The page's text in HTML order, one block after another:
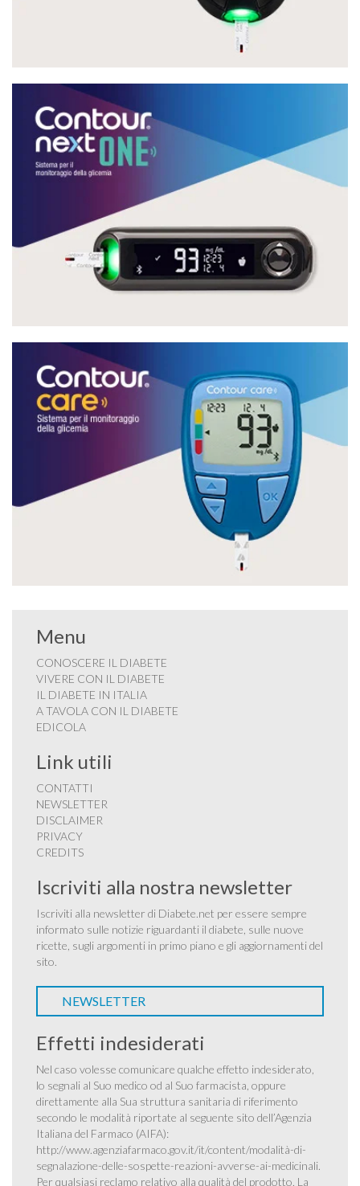
Menu
CONOSCERE IL DIABETE
VIVERE CON IL DIABETE
IL DIABETE IN ITALIA
A TAVOLA CON IL DIABETE
EDICOLA
Link utili
CONTATTI
NEWSLETTER
DISCLAIMER
PRIVACY
CREDITS
Iscriviti alla nostra newsletter
Iscriviti alla newsletter di Diabete.net per essere sempre
informato sulle notizie riguardanti il diabete, sulle nuove
ricette, sugli argomenti in primo piano e gli aggiornamenti del
sito.
NEWSLETTER
Effetti indesiderati
Nel caso volesse comunicare qualche effetto indesiderato,
lo segnali al Suo medico od al Suo farmacista, oppure
direttamente alla Sua struttura sanitaria di riferimento
secondo le modalità riportate al seguente sito dell’Agenzia
Italiana del Farmaco (AIFA):
http://www.agenziafarmaco.gov.it/it/content/modalità-di-
segnalazione-delle-sospette-reazioni-avverse-ai-medicinali.
Per qualsiasi reclamo relativo alla qualità del prodotto, La